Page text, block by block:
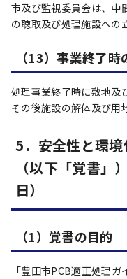
市及び監視委員会は、中
の聴取及び処理施設への
（13）事業終了時
処理事業終了時に敷地及
その後施設の解体及び用
5．安全性と環
（以下「覚書」
日）
（1）覚書の目的
「豊田市PCB適正処理